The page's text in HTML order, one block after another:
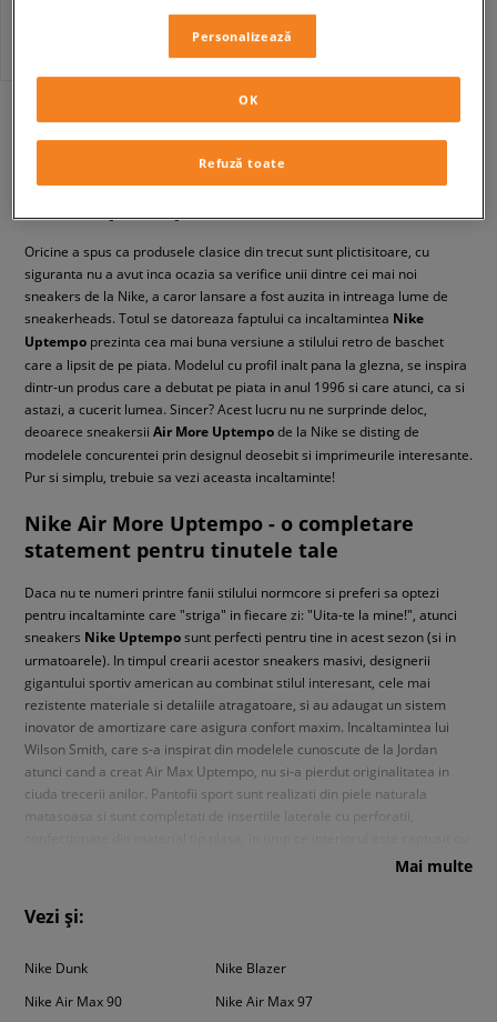
din 1
Oricine a spus ca produsele clasice din trecut sunt plictisitoare, cu
siguranta nu a avut inca ocazia sa verifice unii dintre cei mai noi
sneakers de la Nike, a caror lansare a fost auzita in intreaga lume de
sneakerheads. Totul se datoreaza faptului ca incaltamintea Nike
Uptempo prezinta cea mai buna versiune a stilului retro de baschet
care a lipsit de pe piata. Modelul cu profil inalt pana la glezna, se inspira
dintr-un produs care a debutat pe piata in anul 1996 si care atunci, ca si
astazi, a cucerit lumea. Sincer? Acest lucru nu ne surprinde deloc,
deoarece sneakersii Air More Uptempode la Nike se disting de
modelele concurentei prin designul deosebit si imprimeurile interesante.
Pur si simplu, trebuie sa vezi aceasta incaltaminte!
Nike Air More Uptempo - o completare
statement pentru tinutele tale
Daca nu te numeri printre fanii stilului normcore si preferi sa optezi
pentru incaltaminte care "striga" in fiecare zi: "Uita-te la mine!", atunci
sneakers Nike Uptemposunt perfecti pentru tine in acest sezon (si in
urmatoarele). In timpul crearii acestor sneakers masivi, designerii
gigantului sportiv american au combinat stilul interesant, cele mai
rezistente materiale si detaliile atragatoare, si au adaugat un sistem
inovator de amortizare care asigura confort maxim. Incaltamintea lui
Wilson Smith, care s-a inspirat din modelele cunoscute de la Jordan
atunci cand a creat Air Max Uptempo, nu si-a pierdut originalitatea in
ciuda trecerii anilor. Pantofii sport sunt realizati din piele naturala
matasoasa si sunt completati de insertiile laterale cu perforatii,
material textil moale pentru a proteja pielea picioarelor de bataturi.
amortizare bazat pe perna de aer complet umpluta cu aer comprimat, te
restituirea energiei folosite la fiecare pas. Simbolul iconic
fost inlocuit cu imprimeul graffiti in stilul anilor '90, astfel incat sa atragi
Mai multe
Vezi și:
Nike Dunk
Nike Air Max 90
Nike Blazer
Nike Air Max 97
Personalizează
Refuză toate
OK